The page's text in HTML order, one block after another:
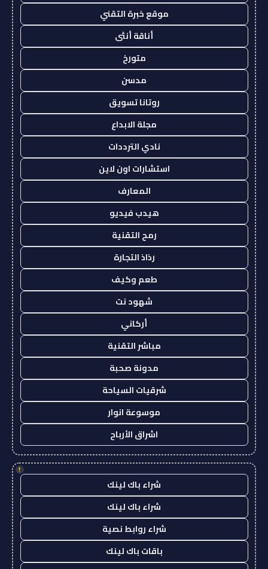
موقع خبرة التقني
أناقة أنثى
متورخ
مدسن
روتانا تسويق
مجلة الابداع
نادي الترددات
استشارات اون لاين
المعارف
هيدب فيديو
رمح التقنية
رذاذ التجارة
طعم وكيف
شهود نت
أركاني
مباشر التقنية
مدونة صحبة
شرقيات السياحة
موسوعة انوار
اشراق الأرباح
!
شراء باك لينك
شراء باك لينك
شراء روابط نصية
باقات باك لينك